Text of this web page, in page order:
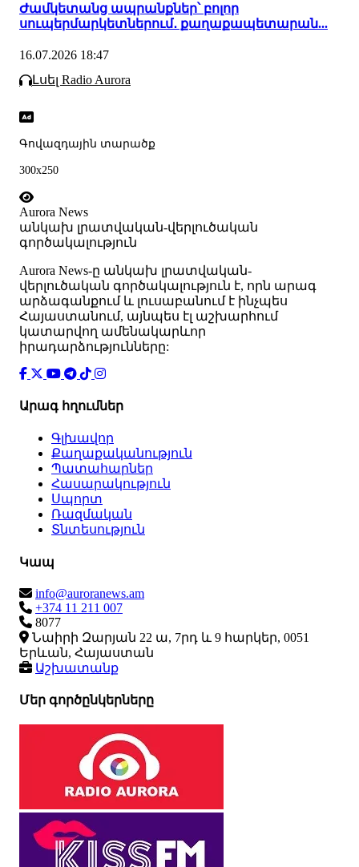
Ժամկետանց ապրանքներ՝ բոլոր
սուպերմարկետներում․ քաղաքապետարան...
16.07.2026 18:47
Լսել Radio Aurora
Գովազդային տարածք
300x250
Aurora News
անկախ լրատվական-վերլուծական
գործակալություն
Аurora News-ը անկախ լրատվական-
վերլուծական գործակալություն է, որն արագ
արձագանքում և լուսաբանում է ինչպես
Հայաստանում, այնպես էլ աշխարհում
կատարվող ամենակարևոր
իրադարձությունները:
Արագ հղումներ
Գլխավոր
Քաղաքականություն
Պատահարներ
Հասարակություն
Սպորտ
Ռազմական
Տնտեսություն
Կապ
info@auroranews.am
+374 11 211 007
8077
Նաիրի Զարյան 22 ա, 7րդ և 9 հարկեր, 0051
Երևան, Հայաստան
Աշխատանք
Մեր գործընկերները